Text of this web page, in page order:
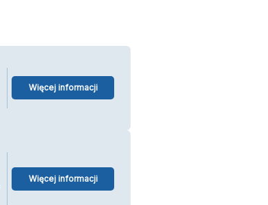
Więcej informacji
Więcej informacji